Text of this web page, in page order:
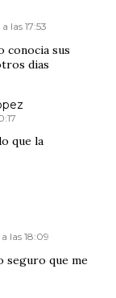
las 17:53
conocia sus
dias
que la
las 18:09
seguro que me